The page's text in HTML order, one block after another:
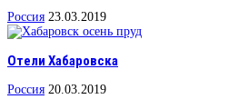
Россия 23.03.2019
Отели Хабаровска
Россия 20.03.2019